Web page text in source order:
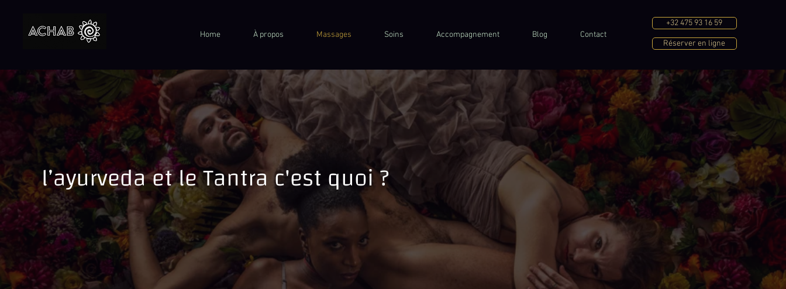
Home À propos Massages Soins Accompagnement Blog Contact
+32 475 93 16 59
Réserver en ligne
l’ayurveda et le Tantra c'est quoi ?